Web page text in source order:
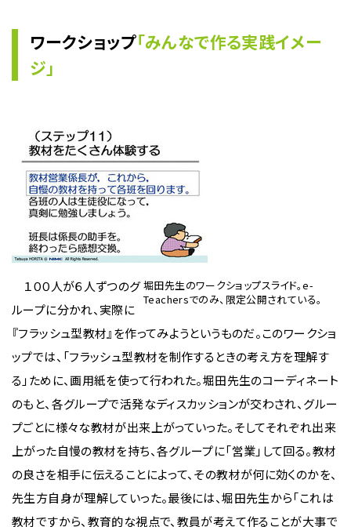
ワークショップ「みんなで作る実践イメー
ジ」
堀田先生のワークショップスライド。e-
Teachersでのみ、限定公開されている。
１００人が６人ずつのグ
ループに分かれ、実際に
『フラッシュ型教材』を作ってみようというものだ。このワークショ
ップでは、「フラッシュ型教材を制作するときの考え方を理解す
る」ために、画用紙を使って行われた。堀田先生のコーディネート
のもと、各グループで活発なディスカッションが交わされ、グルー
プごとに様々な教材が出来上がっていった。そしてそれぞれ出来
上がった自慢の教材を持ち、各グループに「営業」して回る。教材
の良さを相手に伝えることによって、その教材が何に効くのかを、
先生方自身が理解していった。最後には、堀田先生から「これは
教材ですから、教育的な視点で、教員が考えて作ることが大事で